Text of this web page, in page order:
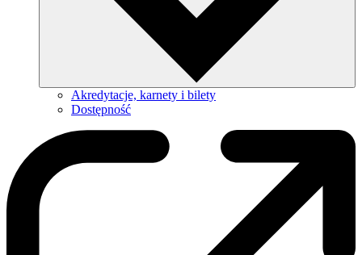
Akredytacje, karnety i bilety
Dostępność